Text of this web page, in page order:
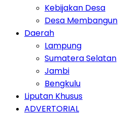
Kebijakan Desa
Desa Membangun
Daerah
Lampung
Sumatera Selatan
Jambi
Bengkulu
Liputan Khusus
ADVERTORIAL